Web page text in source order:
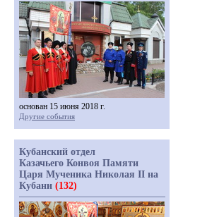
основан 15 июня 2018 г.
Другие события
Кубанский отдел
Казачьего Конвоя Памяти
Царя Мученика Николая II на
Кубани (132)